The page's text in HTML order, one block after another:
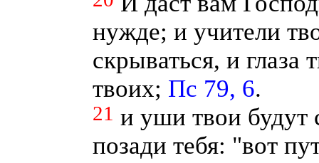
нужде; и учители
скрываться, и глаза
твоих; Пс 79, 6.
21 и уши твои будут
позади тебя: "вот